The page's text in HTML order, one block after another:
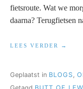
fietsroute. Wat we
daarna? Terugfietsen
LEES VERDER
BUTT
OF
Geplaatst in BLOGS